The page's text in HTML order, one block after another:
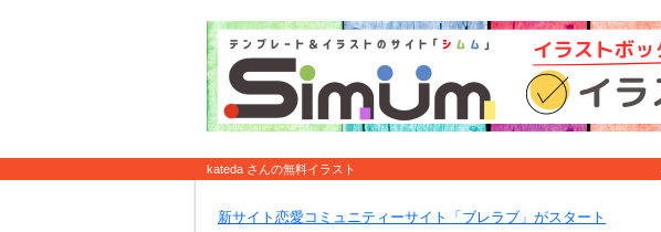
kateda さんの無料イラスト
新サイト恋愛コミュニティーサイト「ブレラブ」がスタート